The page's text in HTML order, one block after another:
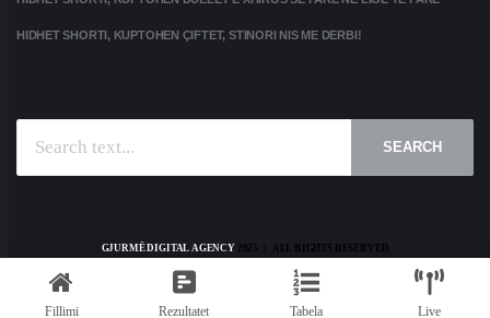
HIDHET SHORTI, KUPTOHEN ÇIFTET, STINORI NIS ME DERBI!
SEARCH
GJURMË DIGITAL AGENCY2025 | ALL RIGHTS RESERVED
TERMS AND CONDITIONS
Fillimi Rezultatet Tabela Live